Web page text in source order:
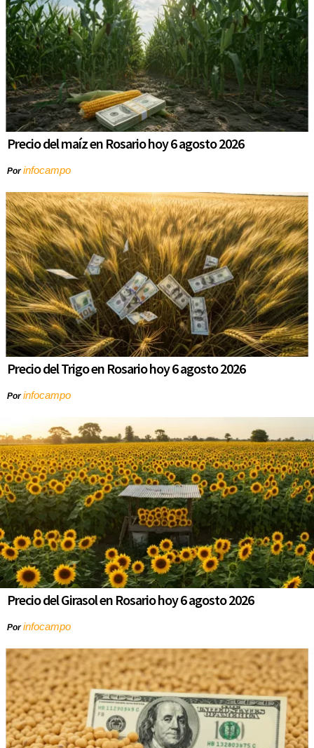
Precio del maíz en Rosario hoy 6 agosto 2026
Porinfocampo
Precio del Trigo en Rosario hoy 6 agosto 2026
Porinfocampo
Precio del Girasol en Rosario hoy 6 agosto 2026
Porinfocampo